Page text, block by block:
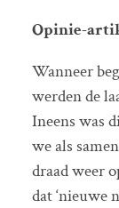
Opinie-
Wanneer
werden de
Ineens was
we als
draad weer
dat ‘nieuwe